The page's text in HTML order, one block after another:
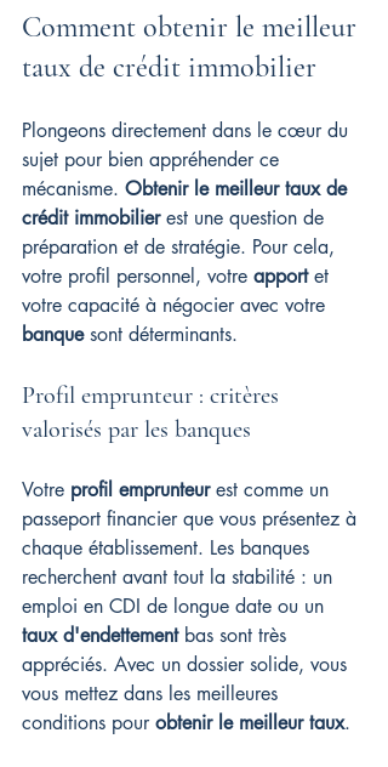
Comment obtenir le meilleur
taux de crédit immobilier
Plongeons directement dans le cœur du
sujet pour bien appréhender ce
mécanisme. Obtenir le meilleur taux de
crédit immobilier est une question de
préparation et de stratégie. Pour cela,
votre profil personnel, votre apport et
votre capacité à négocier avec votre
banque sont déterminants.
Profil emprunteur : critères
valorisés par les banques
Votre profil emprunteur est comme un
passeport financier que vous présentez à
chaque établissement. Les banques
recherchent avant tout la stabilité : un
emploi en CDI de longue date ou un
taux d'endettement bas sont très
appréciés. Avec un dossier solide, vous
vous mettez dans les meilleures
conditions pour obtenir le meilleur taux.